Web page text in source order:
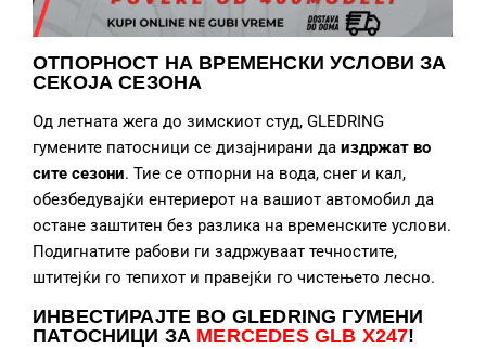
ОТПОРНОСТ НА ВРЕМЕНСКИ УСЛОВИ ЗА
СЕКОЈА СЕЗОНА
Од летната жега до зимскиот студ, GLEDRING
гумените патосници се дизајнирани да издржат во
сите сезони. Тие се отпорни на вода, снег и кал,
обезбедувајќи ентериерот на вашиот автомобил да
остане заштитен без разлика на временските услови.
Подигнатите рабови ги задржуваат течностите,
штитејќи го тепихот и правејќи го чистењето лесно.
ИНВЕСТИРАЈТЕ ВО GLEDRING ГУМЕНИ
ПАТОСНИЦИ ЗА MERCEDES GLB X247!